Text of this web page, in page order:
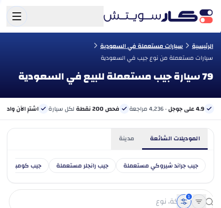
الرئيسية
سيارات مستعملة في السعودية
سيارات مستعملة من نوع جيب في السعودية
79 سيارة جيب مستعملة للبيع في السعودية
4.9 على جوجل · 4,236 مراجعة فحص 200 نقطة لكل سيارة اشترِ الآن
الموديلات الشائعة مدينة
جيب جراند شيروكي مستعملة جيب رانجلر مستعملة جيب كومباس
1